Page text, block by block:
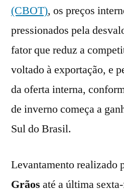
(CBOT), os preços
pressionados pela
fator que reduz a
voltado à exportação, e
da oferta interna,
de inverno começa a
Sul do Brasil.
Levantamento realizado
Grãos até a última